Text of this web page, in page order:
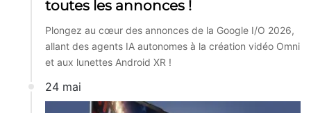
toutes les annonces !
Plongez au cœur des annonces de la Google I/O 2026,
allant des agents IA autonomes à la création vidéo Omni
et aux lunettes Android XR !
24 mai